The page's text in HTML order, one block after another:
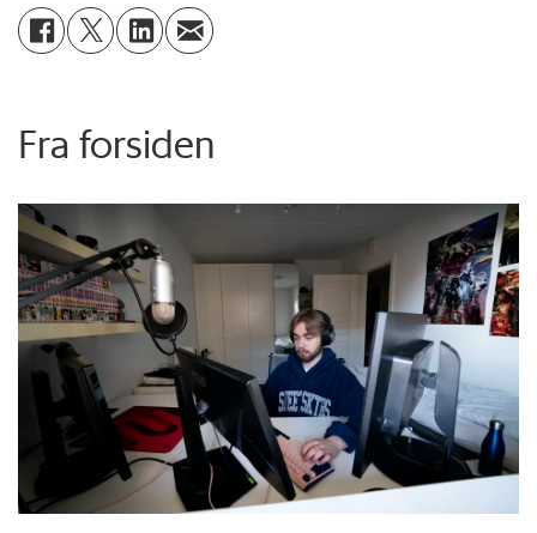
Fra forsiden